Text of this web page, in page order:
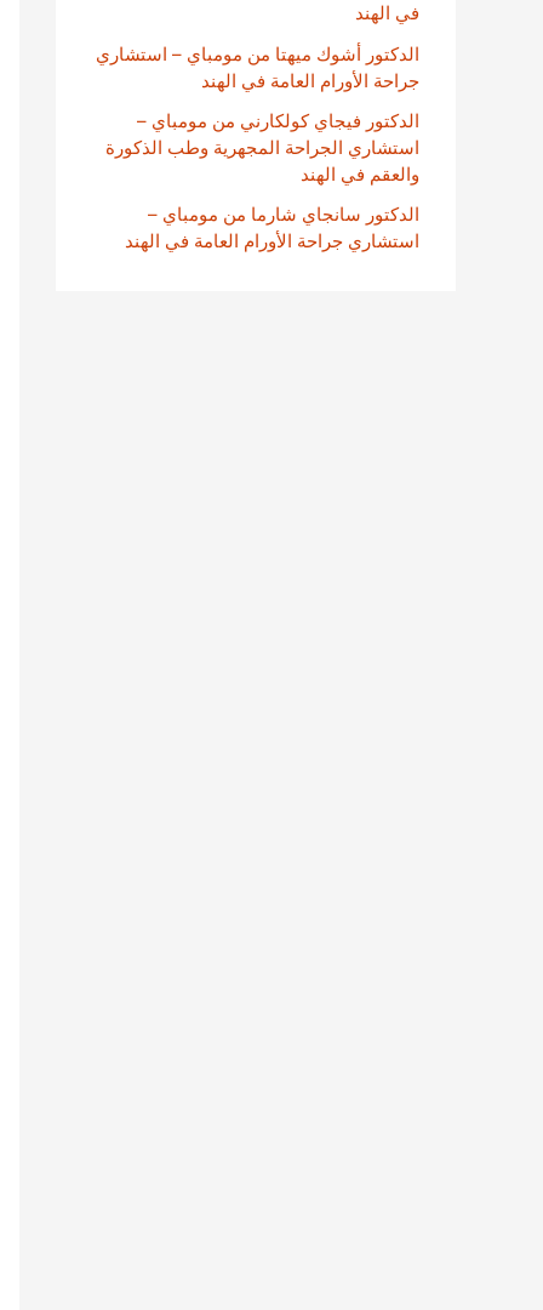
في الهند
الدكتور أشوك ميهتا من مومباي – استشاري
جراحة الأورام العامة في الهند
الدكتور فيجاي كولكارني من مومباي –
استشاري الجراحة المجهرية وطب الذكورة
والعقم في الهند
الدكتور سانجاي شارما من مومباي –
استشاري جراحة الأورام العامة في الهند